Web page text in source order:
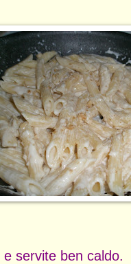
servite ben caldo.